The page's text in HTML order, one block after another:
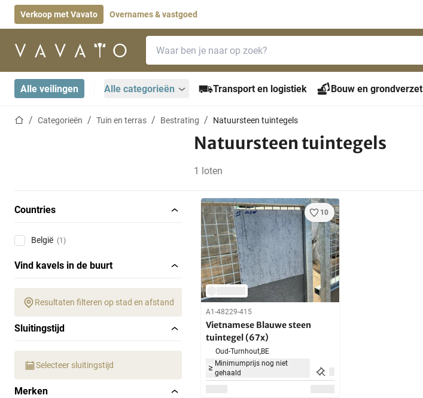
Verkoop met Vavato Overnames & vastgoed
Startpagina
Alle veilingen Alle categorieën Transport en logistiek Bouw en grondverzet
StartpaginaCategorieën Tuin en terras Bestrating Natuursteen tuintegels
Natuursteen tuintegels
1 loten
Countries
België (1)
Vind kavels in de buurt
Resultaten filteren op stad en afstand
Sluitingstijd
Selecteer sluitingstijd
Merken
10
A1-48229-415
Vietnamese Blauwe steen
tuintegel (67x)
Oud-Turnhout,BE
Minimumprijs nog niet
gehaald